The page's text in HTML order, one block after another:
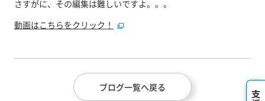
さすがに、その編集は難しいですよ。。。
動画はこちらをクリック！
ブログ一覧へ戻る